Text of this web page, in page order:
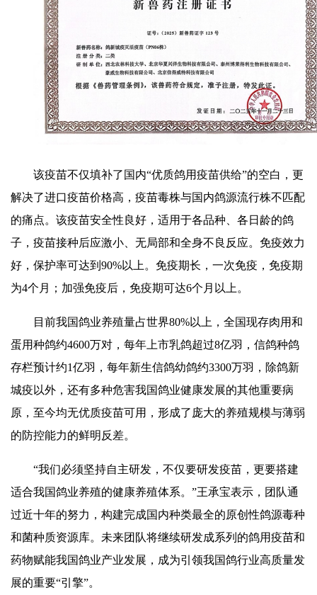
该疫苗不仅填补了国内“优质鸽用疫苗供给”的空白，更
解决了进口疫苗价格高，疫苗毒株与国内鸽源流行株不匹配
的痛点。该疫苗安全性良好，适用于各品种、各日龄的鸽
子，疫苗接种后应激小、无局部和全身不良反应。免疫效力
好，保护率可达到90%以上。免疫期长，一次免疫，免疫期
为4个月；加强免疫后，免疫期可达6个月以上。
目前我国鸽业养殖量占世界80%以上，全国现存肉用和
蛋用种鸽约4600万对，每年上市乳鸽超过8亿羽，信鸽种鸽
存栏预计约1亿羽，每年新生信鸽幼鸽约3300万羽，除鸽新
城疫以外，还有多种危害我国鸽业健康发展的其他重要病
原，至今均无优质疫苗可用，形成了庞大的养殖规模与薄弱
的防控能力的鲜明反差。
“我们必须坚持自主研发，不仅要研发疫苗，更要搭建
适合我国鸽业养殖的健康养殖体系。”王承宝表示，团队通
过近十年的努力，构建完成国内种类最全的原创性鸽源毒种
和菌种质资源库。未来团队将继续研发成系列的鸽用疫苗和
药物赋能我国鸽业产业发展，成为引领我国鸽行业高质量发
展的重要“引擎”。